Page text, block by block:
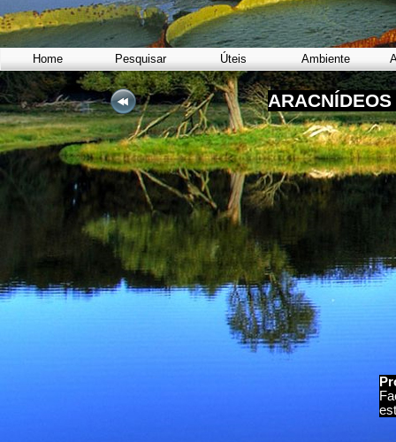
Home Pesquisar Úteis Ambiente